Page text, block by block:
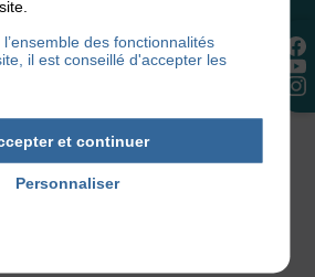
des fonctionnalités
il est conseillé d'accepter les
et continuer
Personnaliser